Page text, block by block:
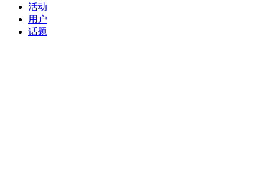
活动
用户
话题